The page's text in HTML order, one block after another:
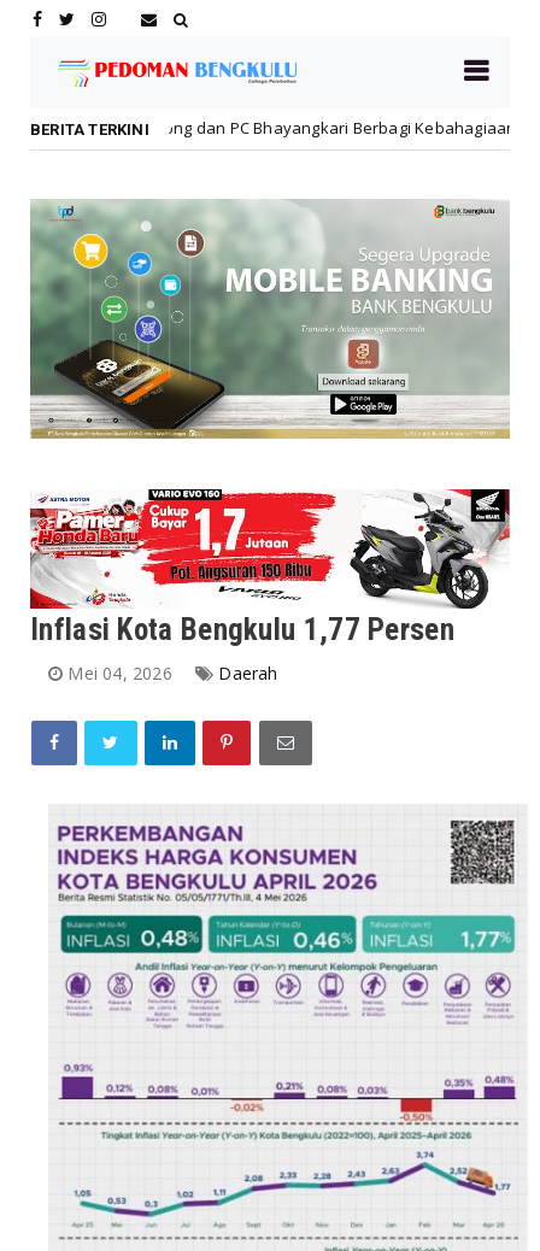
BERITA TERKINI
PC Bhayangkari Berbagi Kebahagiaan Bersama Anak Panti Asuhan
Inflasi Kota Bengkulu 1,77 Persen
Mei 04, 2026 Daerah